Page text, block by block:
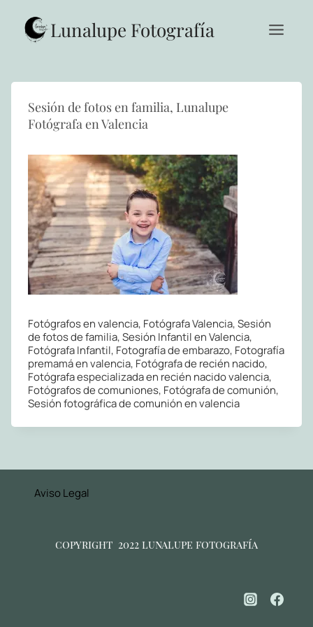
contenido Lunalupe Fotografía
Sesión de fotos en familia, Lunalupe
Fotógrafa en Valencia
Fotógrafos en valencia, Fotógrafa Valencia, Sesión
de fotos de familia, Sesión Infantil en Valencia,
Fotógrafa Infantil, Fotografía de embarazo, Fotografía
premamá en valencia, Fotógrafa de recién nacido,
Fotógrafa especializada en recién nacido valencia,
Fotógrafos de comuniones, Fotógrafa de comunión,
Sesión fotográfica de comunión en valencia
Aviso Legal
copyright 2022 lunalupe fotografía